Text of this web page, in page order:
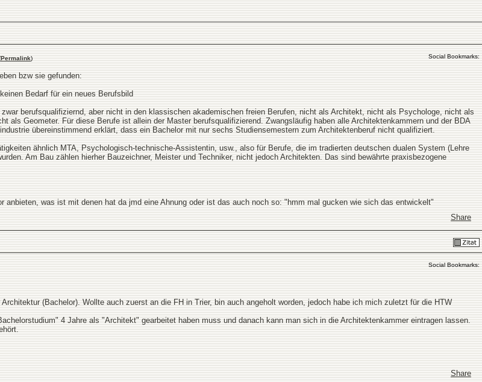
Permalink) Social Bookmarks:
bzw sie gefunden:
Bedarf für ein neues Berufsbild
berufsqualifiziernd, aber nicht in den klassischen akademischen freien Berufen, nicht als Architekt, nicht als Psychologe, nicht als
als Geometer. Für diese Berufe ist allein der Master berufsqualifizierend. Zwangsläufig haben alle Architektenkammern und der BDA
übereinstimmend erklärt, dass ein Bachelor mit nur sechs Studiensemestern zum Architektenberuf nicht qualifiziert.
ähnlich MTA, Psychologisch-technische-Assistentin, usw., also für Berufe, die im tradierten deutschen dualen System (Lehre
Am Bau zählen hierher Bauzeichner, Meister und Techniker, nicht jedoch Architekten. Das sind bewährte praxisbezogene
anbieten, was ist mit denen hat da jmd eine Ahnung oder ist das auch noch so: "hmm mal gucken wie sich das entwickelt"
Share
Social Bookmarks:
(Bachelor). Wollte auch zuerst an die FH in Trier, bin auch angeholt worden, jedoch habe ich mich zuletzt für die HTW
4 Jahre als "Architekt" gearbeitet haben muss und danach kann man sich in die Architektenkammer eintragen lassen.
Share